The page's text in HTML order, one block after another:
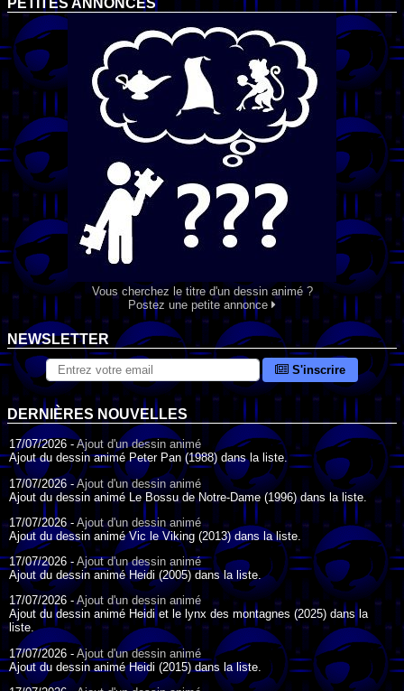
Vous cherchez le titre d'un dessin animé ?
Postez une petite annonce
NEWSLETTER
S'inscrire
DERNIÈRES NOUVELLES
17/07/2026 -Ajout d'un dessin animé
Ajout du dessin animé Peter Pan (1988) dans la liste.
17/07/2026 -Ajout d'un dessin animé
Ajout du dessin animé Le Bossu de Notre-Dame (1996) dans la liste.
17/07/2026 -Ajout d'un dessin animé
Ajout du dessin animé Vic le Viking (2013) dans la liste.
17/07/2026 - Ajout d'un dessin animé
Ajout du dessin animé Heidi (2005) dans la liste.
17/07/2026 -Ajout d'un dessin animé
Ajout du dessin animé Heidi et le lynx des montagnes (2025) dans la
liste.
17/07/2026 - Ajout d'un dessin animé
Ajout du dessin animé Heidi (2015) dans la liste.